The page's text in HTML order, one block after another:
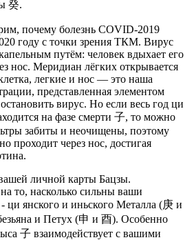
癸.
почему болезнь COVID-2019
году с точки зрения ТКМ. Вирус
путём: человек вдыхает его
нос. Меридиан лёгких открывается
легкие и нос — это наша
представленная элементом
вирус. Но если весь год ци
на фазе смерти 子, то можно
забиты и неочищены, поэтому
проходит через нос, достигая
личной карты Бацзы.
то, насколько сильны ваши
янского и иньского Металла (庚 и
и Петух (申 и 酉). Особенно
子 взаимодействует с вашими